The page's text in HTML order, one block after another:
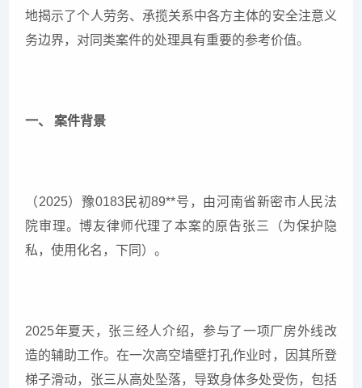
地揭示了个人劳务、承揽关系中各方主体的安全注意义
务边界，对同类案件的处理具有重要的参考价值。
一、 案件背景
（2025）豫0183民初89**号，由河南省新密市人民法
院审理。博友律师代理了本案的原告张三（为保护隐
私，使用化名，下同）。
2025年夏天，张三经人介绍，参与了一项厂房外线改
造的辅助工作。在一次高空墙壁打孔作业时，因其所登
梯子滑动，张三从高处坠落，导致身体多处受伤，包括